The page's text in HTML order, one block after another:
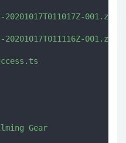
001.zip
001.zip
Gear